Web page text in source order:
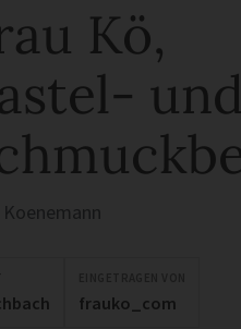
Kö,
und
Koenemann
frauko_com